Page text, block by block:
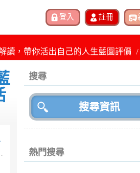
讀，帶你活出自己的人生藍圖評價
搜尋
熱門搜尋